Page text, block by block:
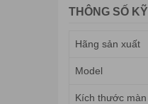
THÔNG SỐ
Hãng sản xuất
Model
Kích thước